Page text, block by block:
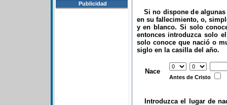
Publicidad
Si no dispone de algunas
en su fallecimiento, o,
y en blanco. Si solo
entonces introduzca solo
solo conoce que nació o
siglo en la casilla del año.
Nace
Antes de Cristo
Introduzca el lugar de